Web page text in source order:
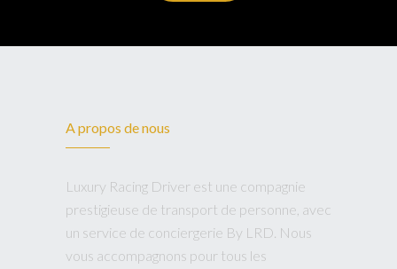
A propos de nous
Luxury Racing Driver est une compagnie
prestigieuse de transport de personne, avec
un service de conciergerie By LRD. Nous
vous accompagnons pour tous les